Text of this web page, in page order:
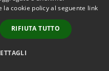
venerdì dalle 9.00 alle
cookie policy al seguente link
RIFIUTA TUTTO